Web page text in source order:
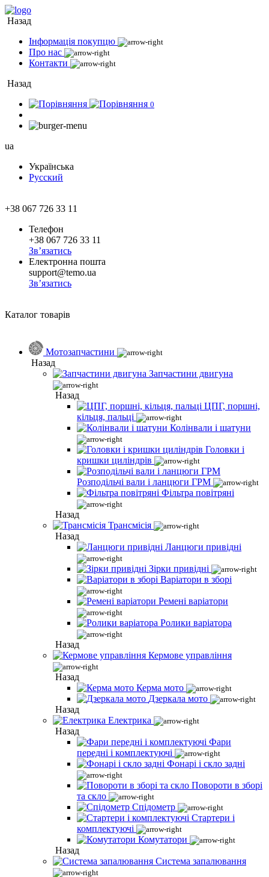
Назад
Інформація покупцю
Про нас
Контакти
Назад
0
ua
Українська
Русский
+38 067 726 33 11
Телефон
+38 067 726 33 11
Зв’язатись
Електронна пошта
support@temo.ua
Зв’язатись
Каталог товарів
Мотозапчастини
Назад
Запчастини двигуна
Назад
ЦПГ, поршні,
кільця, пальці
Колінвали і шатуни
Головки і
кришки циліндрів
Розподільчі вали і ланцюги ГРМ
Фільтра повітряні
Назад
Трансмісія
Назад
Ланцюги привідні
Зірки привідні
Варіатори в зборі
Ремені варіатори
Ролики варіатора
Назад
Кермове управління
Назад
Керма мото
Дзеркала мото
Назад
Електрика
Назад
Фари
передні і комплектуючі
Фонарі і скло задні
Повороти в зборі
та скло
Спідометр
Стартери і
комплектуючі
Комутатори
Назад
Система запалювання